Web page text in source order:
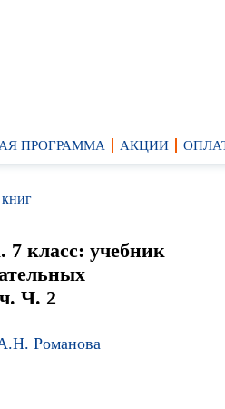
ПРОГРАММА АКЦИИ
класс: учебник
Ч. 2
Романова